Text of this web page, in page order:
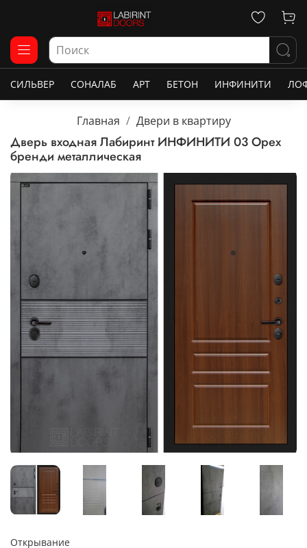
СИЛЬВЕР СОНАЛАБ АРТ БЕТОН ИНФИНИТИ
Главная Двери в квартиру
Дверь входная Лабиринт ИНФИНИТИ 03 Орех
бренди металлическая
Открывание